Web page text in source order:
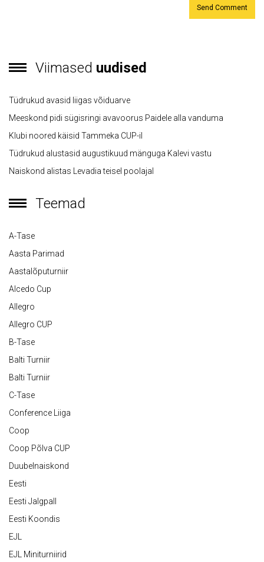
Viimased uudised
Tüdrukud avasid liigas võiduarve
Meeskond pidi sügisringi avavoorus Paidele alla vanduma
Klubi noored käisid Tammeka CUP-il
Tüdrukud alustasid augustikuud mänguga Kalevi vastu
Naiskond alistas Levadia teisel poolajal
Teemad
A-Tase
Aasta Parimad
Aastalõputurniir
Alcedo Cup
Allegro
Allegro CUP
B-Tase
Balti Turniir
Balti Turniir
C-Tase
Conference Liiga
Coop
Coop Põlva CUP
Duubelnaiskond
Eesti
Eesti Jalgpall
Eesti Koondis
EJL
EJL Miniturniirid